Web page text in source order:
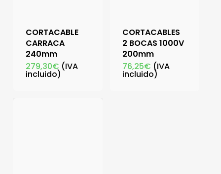
CORTACABLE
CARRACA
240mm
279,30€ (IVA
incluido)
CORTACABLES
2 BOCAS 1000V
200mm
76,25€ (IVA
incluido)